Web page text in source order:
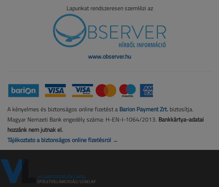
Lapunkat rendszeresen szemlézi az
www.observer.hu
A kényelmes és biztonságos online fizetést a Barion Payment Zrt. biztosítja.
Magyar Nemzeti Bank engedély száma: H-EN-I-1064/2013. Bankkártya-adatai
hozzánk nem jutnak el.
Tájékoztató a biztonságos online fizetésről →